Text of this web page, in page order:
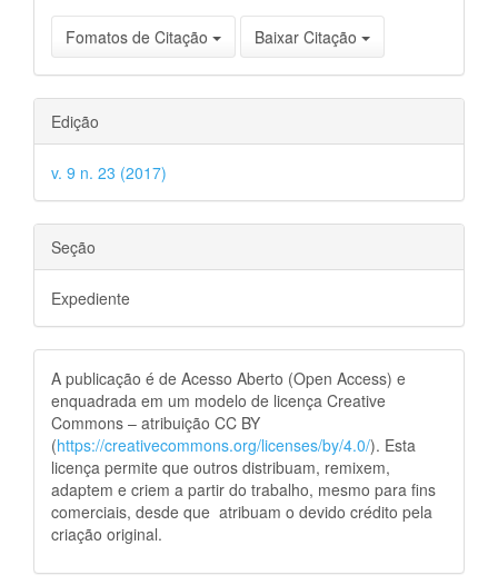
Fomatos de Citação Baixar Citação
Edição
v. 9 n. 23 (2017)
Seção
Expediente
A publicação é de Acesso Aberto (Open Access) e
enquadrada em um modelo de licença Creative
Commons – atribuição CC BY
(https://creativecommons.org/licenses/by/4.0/). Esta
licença permite que outros distribuam, remixem,
adaptem e criem a partir do trabalho, mesmo para fins
comerciais, desde que atribuam o devido crédito pela
criação original.